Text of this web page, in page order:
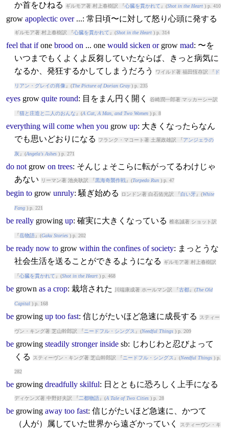
か首をひねる
ギルモア著 村上春樹訳 『心臓を貫かれて 』(Shot in the Heart) p. 410
grow apoplectic over...: 常日頃〜に対して怒り心頭に発する
ギルモア著 村上春樹訳 『心臓を貫かれて 』(Shot in the Heart) p. 314
feel that ifone brood on... one would sicken or grow mad: 〜を
いつまでもくよくよ反芻していたならば、きっと病気に
なるか、発狂するかしてしまうだろう
ワイルド著 福田恆存訳 『 ド
リアン・グレイの肖像』(The Picture of Dorian Gray) p. 235
eyes grow quite round: 目をまん円く開く 谷崎潤一郎著 マッカーシー訳
『猫と庄造と二人のおんな 』(A Cat, A Man, and Two Women) p. 8
everything will come when you grow up: 大きくなったらなん
でも思いどおりになる
フランク・マコート著 土屋政雄訳 『 アンジェラの
灰』(Angela's Ashes) p. 271
do not grow on trees: そんじょそこらに転がってるわけじゃ
あない
リーマン著 池央耿訳 『黒海奇襲作戦』(Torpedo Run) p. 47
begin to grow unruly: 騒ぎ始める ロンドン著 白石佑光訳 『白い牙』(White
Fang) p. 221
be really growing up: 確実に大きくなっている 椎名誠著 ショット訳
『岳物語』(Gaku Stories) p. 202
be ready now to grow within the confines of society: まっとうな
社会生活を送ることができるようになる
ギルモア著 村上春樹訳
『心臓を貫かれて 』(Shot in the Heart) p. 468
be grown as a crop: 栽培された 川端康成著 ホールマン訳 『古都』(The Old
Capital) p. 168
be growing up too fast: 信じがたいほど急速に成長する スティー
ヴン・キング著 芝山幹郎訳 『 ニードフル・シングス 』(Needful Things) p. 209
be growing steadily stronger insidesb: じわじわと忍びよって
くる
スティーヴン・キング著 芝山幹郎訳 『 ニードフル・シングス 』(Needful Things) p.
282
be growing dreadfully skilful: 日とともに恐ろしく上手になる
ディケンズ著 中野好夫訳 『二都物語』(A Tale of Two Cities) p. 28
be growing away too fast: 信じがたいほど急速に、かつて
（人が）属していた世界から遠ざかっていく
スティーヴン・キ